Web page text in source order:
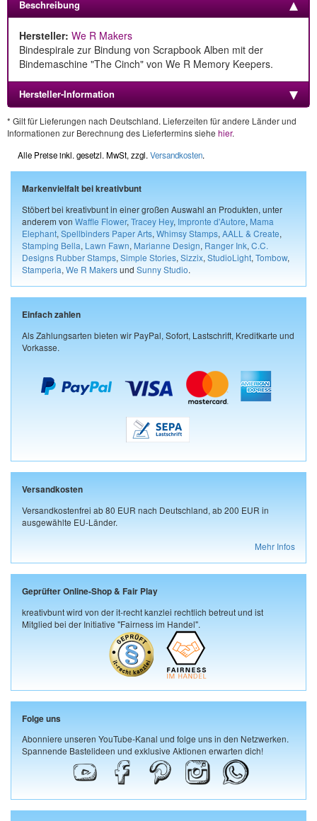
Beschreibung
Hersteller: We R Makers
Bindespirale zur Bindung von Scrapbook Alben mit der
Bindemaschine "The Cinch" von We R Memory Keepers.
Hersteller-Information
* Gilt für Lieferungen nach Deutschland. Lieferzeiten für andere Länder und
Informationen zur Berechnung des Liefertermins siehe hier.
Alle Preise inkl. gesetzl. MwSt, zzgl. Versandkosten.
Markenvielfalt bei kreativbunt
Stöbert bei kreativbunt in einer großen Auswahl an Produkten, unter
anderem von Waffle Flower, Tracey Hey, Impronte d'Autore, Mama
Elephant, Spellbinders Paper Arts, Whimsy Stamps, AALL & Create,
Stamping Bella, Lawn Fawn, Marianne Design, Ranger Ink, C.C.
Designs Rubber Stamps, Simple Stories, Sizzix, StudioLight, Tombow,
Stamperia, We R Makersund Sunny Studio.
Einfach zahlen
Als Zahlungsarten bieten wir PayPal, Sofort, Lastschrift, Kreditkarte und
Vorkasse.
Versandkosten
Versandkostenfrei ab 80 EUR nach Deutschland, ab 200 EUR in
ausgewählte EU-Länder.
Mehr Infos
Geprüfter Online-Shop & Fair Play
kreativbunt wird von der it-recht kanzlei rechtlich betreut und ist
Mitglied bei der Initiative "Fairness im Handel".
Folge uns
Abonniere unseren YouTube-Kanal und folge uns in den Netzwerken.
Spannende Bastelideen und exklusive Aktionen erwarten dich!